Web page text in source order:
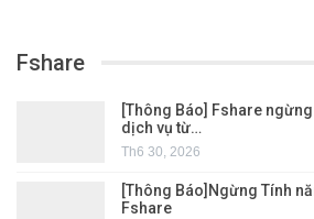
Fshare
[Thông Báo] Fshare
dịch vụ từ…
Th6 30, 2026
[Thông Báo]Ngừng Tính
Fshare